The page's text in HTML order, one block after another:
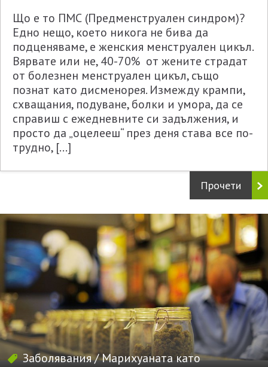
Що е то ПМС (Предменструален синдром)?
Едно нещо, което никога не бива да
подценяваме, е женския менструален цикъл.
Вярвате или не, 40-70% от жените страдат
от болезнен менструален цикъл, също
познат като дисменорея. Измежду крампи,
схващания, подуване, болки и умора, да се
справиш с ежедневните си задължения, и
просто да „оцелееш“ през деня става все по-
трудно, […]
Прочети
Заболявания/Марихуаната като